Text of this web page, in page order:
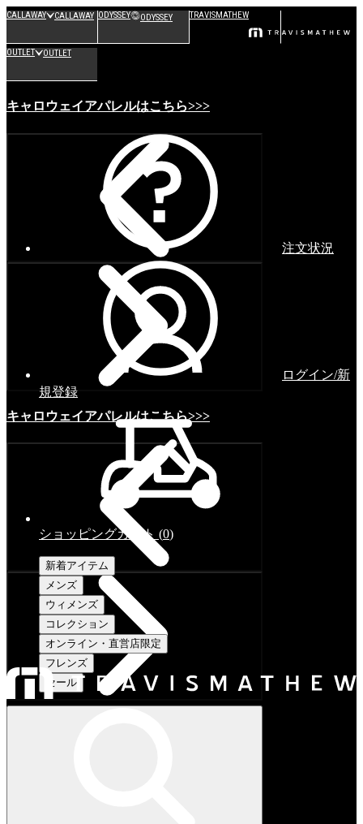
CALLAWAY CALLAWAY ODYSSEY ODYSSEY TRAVISMATHEW
OUTLET OUTLET
キャロウェイアパレルはこちら>>>
キャロウェイアパレルはこちら>>>
注文状況
ログイン/新
規登録
ショッピングカート (0)
新着アイテム
メンズ
ウィメンズ
コレクション
オンライン・直営店限定
フレンズ
セール